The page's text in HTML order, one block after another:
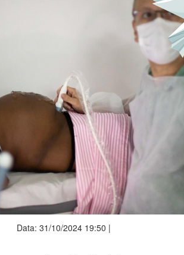
Data: 31/10/2024 19:50 |